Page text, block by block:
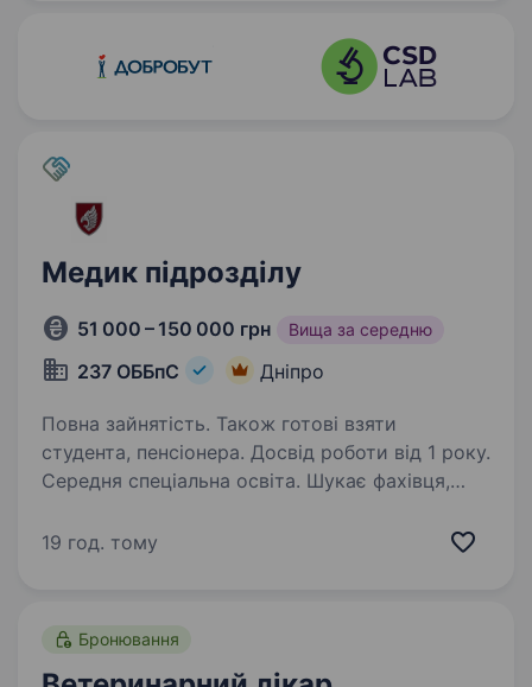
Медик підрозділу
51 000 – 150 000 грн Вища за середню
237 ОББпС Дніпро
Повна зайнятість. Також готові взяти
студента, пенсіонера. Досвід роботи від 1 року.
Середня спеціальна освіта. Шукає фахівця,
особового складу та реагує на невідкладні
документацію…
19 год. тому
Бронювання